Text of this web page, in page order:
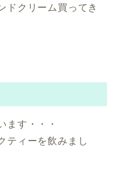
ドクリーム買ってき
ます・・・
ティーを飲みまし